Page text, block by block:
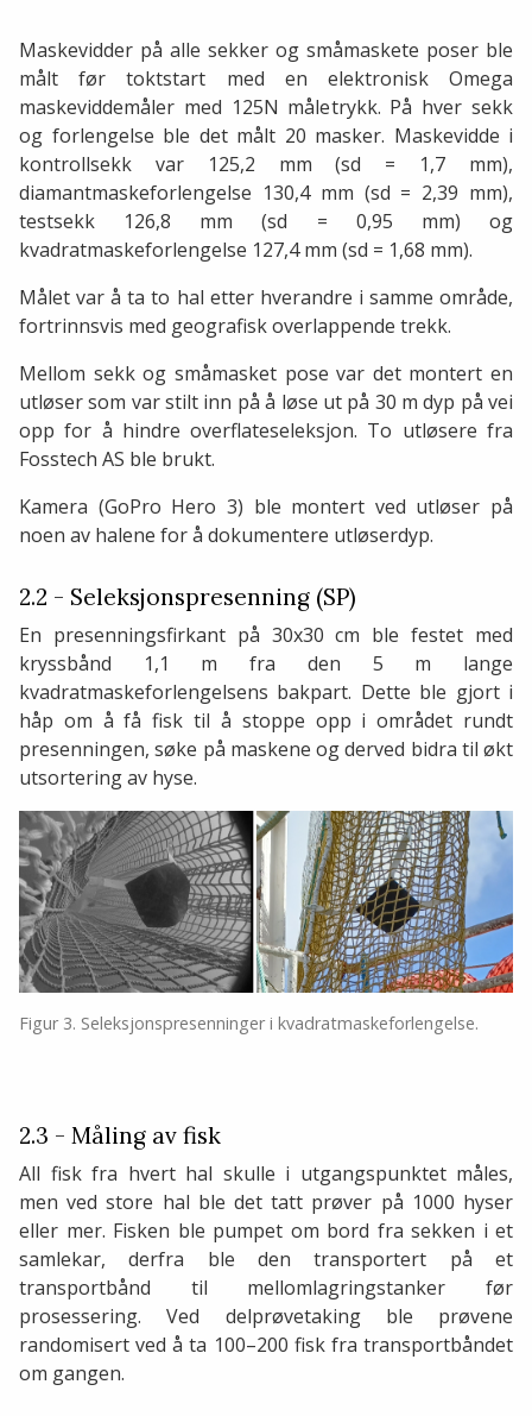
Maskevidder på alle sekker og småmaskete poser ble
målt før toktstart med en elektronisk Omega
maskeviddemåler med 125N måletrykk. På hver sekk
og forlengelse ble det målt 20 masker. Maskevidde i
kontrollsekk var 125,2 mm (sd = 1,7 mm),
diamantmaskeforlengelse 130,4 mm (sd = 2,39 mm),
testsekk 126,8 mm (sd = 0,95 mm) og
kvadratmaskeforlengelse 127,4 mm (sd = 1,68 mm).
Målet var å ta to hal etter hverandre i samme område,
fortrinnsvis med geografisk overlappende trekk.
Mellom sekk og småmasket pose var det montert en
utløser som var stilt inn på å løse ut på 30 m dyp på vei
opp for å hindre overflateseleksjon. To utløsere fra
Fosstech AS ble brukt.
Kamera (GoPro Hero 3) ble montert ved utløser på
noen av halene for å dokumentere utløserdyp.
2.2 - Seleksjonspresenning (SP)
En presenningsfirkant på 30x30 cm ble festet med
kryssbånd 1,1 m fra den 5 m lange
kvadratmaskeforlengelsens bakpart. Dette ble gjort i
håp om å få fisk til å stoppe opp i området rundt
presenningen, søke på maskene og derved bidra til økt
utsortering av hyse.
Figur 3. Seleksjonspresenninger i kvadratmaskeforlengelse.
2.3 - Måling av fisk
All fisk fra hvert hal skulle i utgangspunktet måles,
men ved store hal ble det tatt prøver på 1000 hyser
eller mer. Fisken ble pumpet om bord fra sekken i et
samlekar, derfra ble den transportert på et
transportbånd til mellomlagringstanker før
prosessering. Ved delprøvetaking ble prøvene
randomisert ved å ta 100–200 fisk fra transportbåndet
om gangen.